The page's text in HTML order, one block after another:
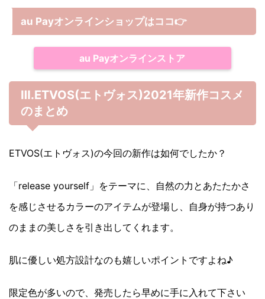
au Payオンラインショップはココ👉
au Payオンラインストア
Ⅲ.ETVOS(エトヴォス)2021年新作コスメ
のまとめ
ETVOS(エトヴォス)の今回の新作は如何でしたか？
「release yourself」をテーマに、自然の力とあたたかさ
を感じさせるカラーのアイテムが登場し、自身が持つあり
のままの美しさを引き出してくれます。
肌に優しい処方設計なのも嬉しいポイントですよね♪
限定色が多いので、発売したら早めに手に入れて下さい